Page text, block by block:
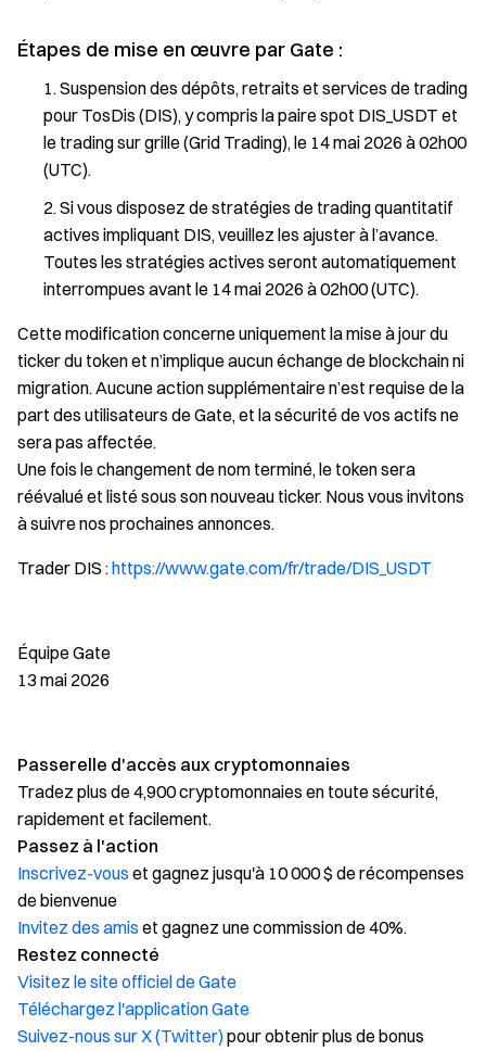
Étapes de mise en œuvre par Gate :
Suspension des dépôts, retraits et services de trading
pour TosDis (DIS), y compris la paire spot DIS_USDT et
le trading sur grille (Grid Trading), le 14 mai 2026 à 02h00
(UTC).
Si vous disposez de stratégies de trading quantitatif
actives impliquant DIS, veuillez les ajuster à l’avance.
Toutes les stratégies actives seront automatiquement
interrompues avant le 14 mai 2026 à 02h00 (UTC).
Cette modification concerne uniquement la mise à jour du
ticker du token et n’implique aucun échange de blockchain ni
migration. Aucune action supplémentaire n’est requise de la
part des utilisateurs de Gate, et la sécurité de vos actifs ne
sera pas affectée.
Une fois le changement de nom terminé, le token sera
réévalué et listé sous son nouveau ticker. Nous vous invitons
à suivre nos prochaines annonces.
Trader DIS :https://www.gate.com/fr/trade/DIS_USDT
Équipe Gate
13 mai 2026
Passerelle d'accès aux cryptomonnaies
Tradez plus de 4,900 cryptomonnaies en toute sécurité,
rapidement et facilement.
Passez à l'action
Inscrivez-vous et gagnez jusqu'à 10 000 $ de récompenses
de bienvenue
Invitez des amis et gagnez une commission de 40%.
Restez connecté
Visitez le site officiel de Gate
Téléchargez l'application Gate
Suivez-nous sur X (Twitter)pour obtenir plus de bonus